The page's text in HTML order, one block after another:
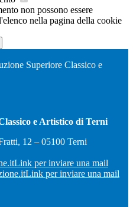
non possono essere
nella pagina della cookie
Superiore Classico e
e Artistico di Terni
12 – 05100 Terni
Link per inviare una mail
Link per inviare una mail